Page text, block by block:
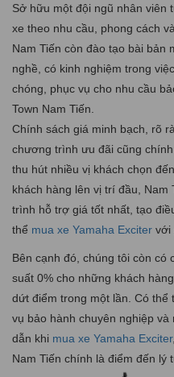
Sở hữu một đội ngũ nhân viên
xe theo nhu cầu, phong cách
Nam Tiến còn đào tạo bài bản
nghề, có kinh nghiệm trong
chóng, phục vụ cho nhu cầu
Town Nam Tiến.
Chính sách giá minh bạch, rõ
chương trình ưu đãi cũng
thu hút nhiều vị khách chọn
khách hàng lên vị trí đầu,
trình hỗ trợ giá tốt nhất, tạo
thể mua xe Yamaha Exciter với
Bên cạnh đó, chúng tôi còn
suất 0% cho những khách
dứt điểm trong một lần. Có thể
vụ bảo hành chuyên nghiệp
dẫn khi mua xe Yamaha Exciter
Nam Tiến chính là điểm đến lý